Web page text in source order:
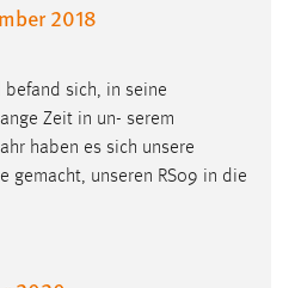
2018
befand sich, in seine
Zeit in un- serem
haben es sich unsere
gemacht, unseren RS09 in die